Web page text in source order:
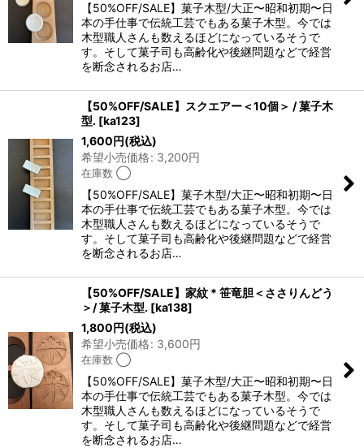
【50%OFF/SALE】菓子木型/大正〜昭和初期〜日
本の手仕事で伝統工芸でもある菓子木型。今では
木型職人さんも数えるほどになっているそうで
す。そして菓子司も高齢化や後継問題などで経営
を断念されるお店…
【50%OFF/SALE】スクエアー＜10個＞ / 菓子木
型. [ka123]
1,600円(税込)
希望小売価格: 3,200円
在庫数 ◯
【50%OFF/SALE】菓子木型/大正〜昭和初期〜日
本の手仕事で伝統工芸でもある菓子木型。今では
木型職人さんも数えるほどになっているそうで
す。そして菓子司も高齢化や後継問題などで経営
を断念されるお店…
【50%OFF/SALE】家紋 * 笹竜胆＜ささりんどう
＞/ 菓子木型. [ka138]
1,800円(税込)
希望小売価格: 3,600円
在庫数 ◯
【50%OFF/SALE】菓子木型/大正〜昭和初期〜日
本の手仕事で伝統工芸でもある菓子木型。今では
木型職人さんも数えるほどになっているそうで
す。そして菓子司も高齢化や後継問題などで経営
を断念されるお店…